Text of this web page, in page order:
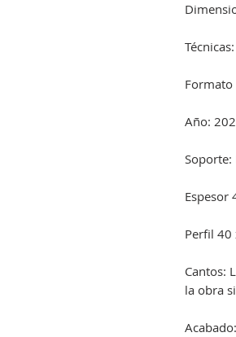
Formato
Año:
Espesor
Perfil 40
Cantos:
la obra